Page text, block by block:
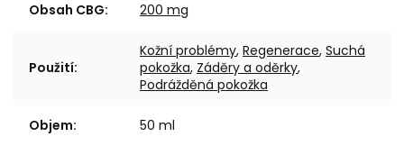
Obsah CBG: 200 mg
Použití:
Kožní problémy, Regenerace, Suchá
pokožka, Záděry a oděrky,
Podrážděná pokožka
Objem: 50 ml